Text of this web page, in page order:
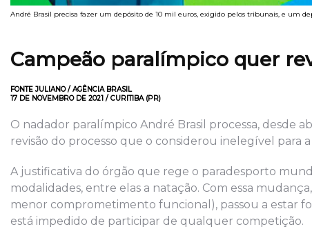
André Brasil precisa fazer um depósito de 10 mil euros, exigido pelos tribunais, e um
Campeão paralímpico quer
FONTE JULIANO / AGÊNCIA BRASIL
17 DE NOVEMBRO DE 2021 / CURITIBA (PR)
O nadador paralímpico André Brasil processa, desde
revisão do processo que o considerou inelegível para
A justificativa do órgão que rege o paradesporto
modalidades, entre elas a natação. Com essa
menor comprometimento funcional), passou a estar
está impedido de participar de qualquer competição.